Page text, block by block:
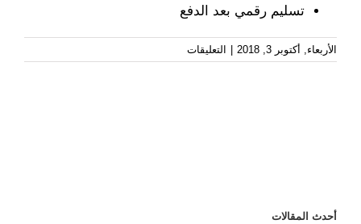
تسليم رقمي بعد الدفع
الأربعاء, أكتوبر 3, 2018 التعليقاتعلى
تقرير
أحدث المقالات